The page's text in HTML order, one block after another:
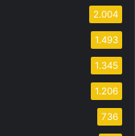
2.004
1.493
1.345
1.206
736